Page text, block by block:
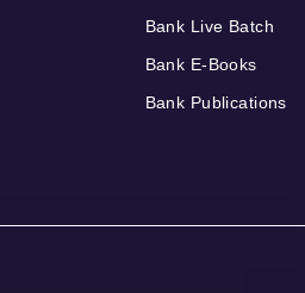
Bank Live Batch
Bank E-Books
Bank Publications